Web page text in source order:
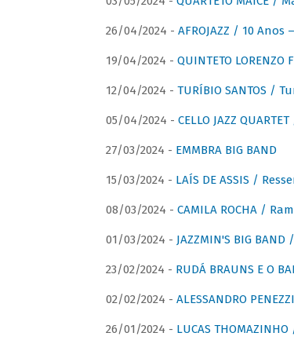
26/04/2024 - AFROJAZZ / 10 Anos
19/04/2024 - QUINTETO
12/04/2024 - TURÍBIO SANTOS /
05/04/2024 - CELLO JAZZ
27/03/2024 - EMMBRA BIG BAND
15/03/2024 - LAÍS DE ASSIS /
08/03/2024 - CAMILA ROCHA /
01/03/2024 - JAZZMIN'S BIG BAND
23/02/2024 - RUDÁ BRAUNS E O
02/02/2024 - ALESSANDRO
26/01/2024 - LUCAS